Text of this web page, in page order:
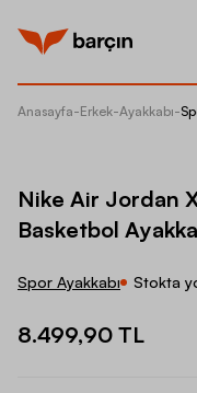
Anasayfa-Erkek-Ayakkabı-
Nike Air Jordan
Basketbol
Spor Ayakkabı Stokta
8.499,90 TL